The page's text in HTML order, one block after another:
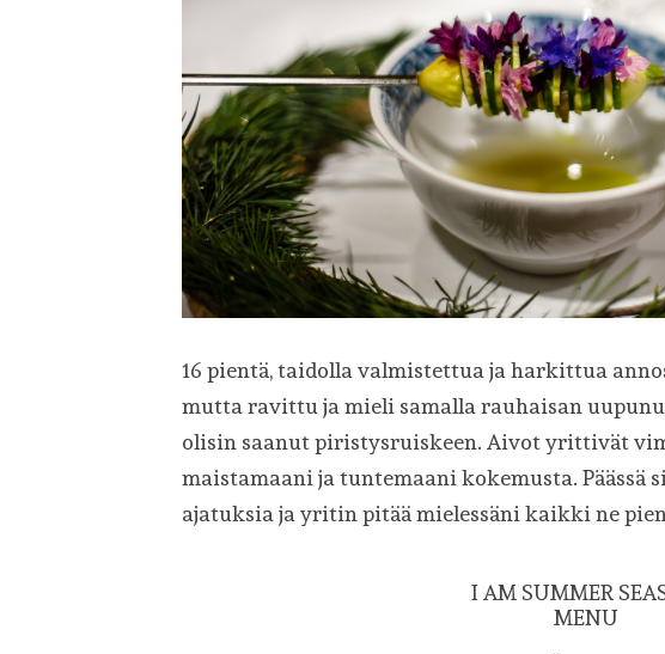
16 pientä, taidolla valmistettua ja harkittua
mutta ravittu ja mieli samalla rauhaisan
olisin saanut piristysruiskeen. Aivot yrittivät
maistamaani ja tuntemaani kokemusta.
ajatuksia ja yritin pitää mielessäni kaikki ne
I AM SUMMER
MENU